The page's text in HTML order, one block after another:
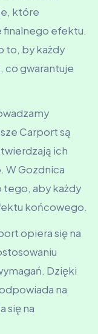
które
finalnego efektu.
to, by każdy
co gwarantuje
Carport są
ich
W Gozdnica
tego, aby każdy
końcowego.
opiera się na
Dzięki
na
się na